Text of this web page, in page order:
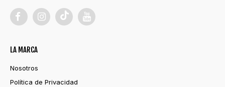
LA MARCA
Nosotros
Política de Privacidad